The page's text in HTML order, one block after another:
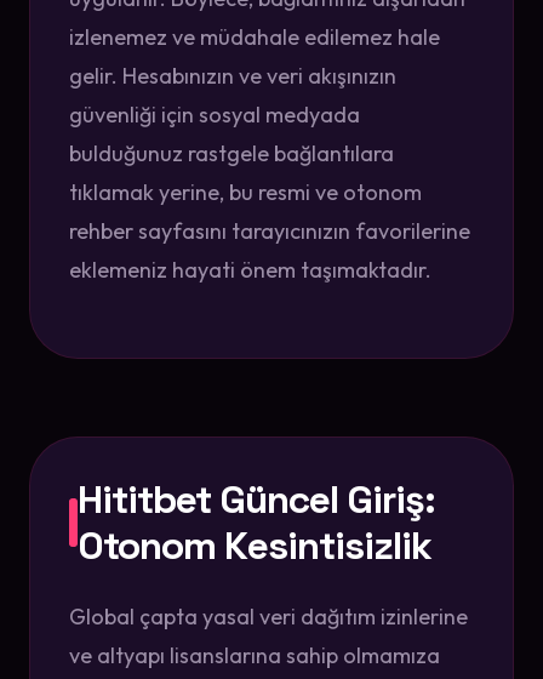
izlenemez ve müdahale edilemez hale
gelir. Hesabınızın ve veri akışınızın
güvenliği için sosyal medyada
bulduğunuz rastgele bağlantılara
tıklamak yerine, bu resmi ve otonom
rehber sayfasını tarayıcınızın favorilerine
eklemeniz hayati önem taşımaktadır.
Hititbet Güncel Giriş:
Otonom Kesintisizlik
Global çapta yasal veri dağıtım izinlerine
ve altyapı lisanslarına sahip olmamıza